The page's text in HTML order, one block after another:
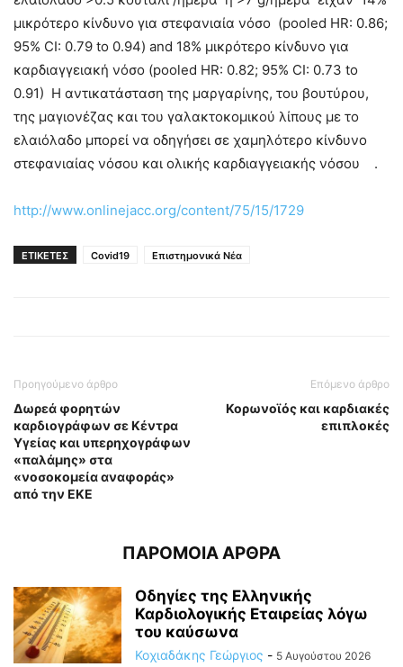
μικρότερο κίνδυνο για στεφανιαία νόσο (pooled HR: 0.86;
95% CI: 0.79 to 0.94) and 18% μικρότερο κίνδυνο για
καρδιαγγειακή νόσο (pooled HR: 0.82; 95% CI: 0.73 to
0.91) Η αντικατάσταση της μαργαρίνης, του βουτύρου,
της μαγιονέζας και του γαλακτοκομικού λίπους με το
ελαιόλαδο μπορεί να οδηγήσει σε χαμηλότερο κίνδυνο
στεφανιαίας νόσου και ολικής καρδιαγγειακής νόσου .
http://www.onlinejacc.org/content/75/15/1729
ΕΤΙΚΕΤΕΣ Covid19 Επιστημονικά Νέα
Προηγούμενο άρθρο
Δωρεά φορητών
καρδιογράφων σε Κέντρα
Υγείας και υπερηχογράφων
«παλάμης» στα
«νοσοκομεία αναφοράς»
από την ΕΚΕ
Επόμενο άρθρο
Κορωνοϊός και καρδιακές
επιπλοκές
ΠΑΡΟΜΟΙΑ ΑΡΘΡΑ
Οδηγίες της Ελληνικής
Καρδιολογικής Εταιρείας λόγω
του καύσωνα
Κοχιαδάκης Γεώργιος - 5 Αυγούστου 2026